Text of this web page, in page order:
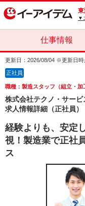
▼
仕事情報
更新日：2026/08/04 ※更新日
正社員
職種：製造スタッフ（組立・加
株式会社テクノ・サー
求人情報詳細（正社員）
経験よりも、安定
視！製造業で正社
ス